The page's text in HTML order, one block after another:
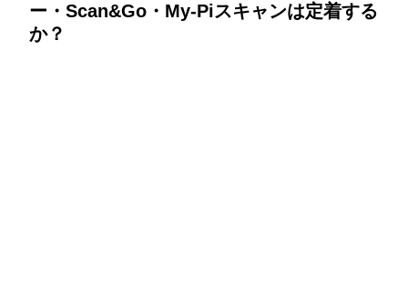
ー・Scan&Go・My-Piスキャンは定着する
か？